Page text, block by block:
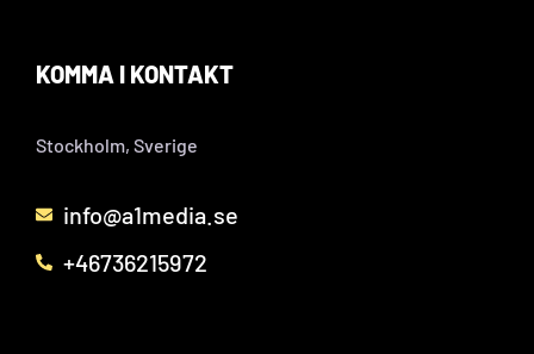
KOMMA I KONTAKT
Stockholm, Sverige
info@a1media.se
+46736215972